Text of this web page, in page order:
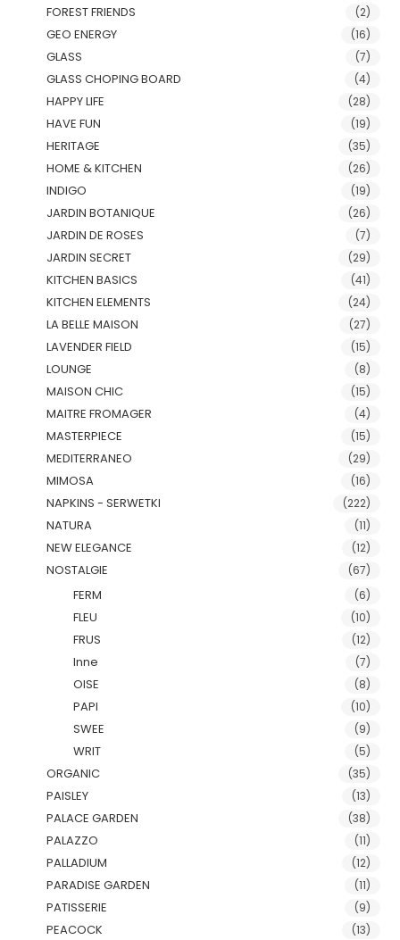
FOREST FRIENDS (2)
GEO ENERGY (16)
GLASS (7)
GLASS CHOPING BOARD (4)
HAPPY LIFE (28)
HAVE FUN (19)
HERITAGE (35)
HOME & KITCHEN (26)
INDIGO (19)
JARDIN BOTANIQUE (26)
JARDIN DE ROSES (7)
JARDIN SECRET (29)
KITCHEN BASICS (41)
KITCHEN ELEMENTS (24)
LA BELLE MAISON (27)
LAVENDER FIELD (15)
LOUNGE (8)
MAISON CHIC (15)
MAITRE FROMAGER (4)
MASTERPIECE (15)
MEDITERRANEO (29)
MIMOSA (16)
NAPKINS - SERWETKI (222)
NATURA (11)
NEW ELEGANCE (12)
NOSTALGIE (67)
FERM (6)
FLEU (10)
FRUS (12)
Inne (7)
OISE (8)
PAPI (10)
SWEE (9)
WRIT (5)
ORGANIC (35)
PAISLEY (13)
PALACE GARDEN (38)
PALAZZO (11)
PALLADIUM (12)
PARADISE GARDEN (11)
PATISSERIE (9)
PEACOCK (13)